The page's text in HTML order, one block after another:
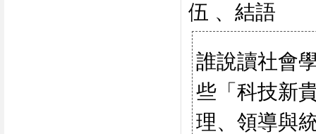
伍 、結語
誰說讀社會
些「科技新
理、領導與